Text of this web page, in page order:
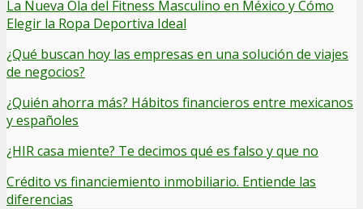
La Nueva Ola del Fitness Masculino en México y Cómo
Elegir la Ropa Deportiva Ideal
¿Qué buscan hoy las empresas en una solución de viajes
de negocios?
¿Quién ahorra más? Hábitos financieros entre mexicanos
y españoles
¿HIR casa miente? Te decimos qué es falso y que no
Crédito vs financiemiento inmobiliario. Entiende las
diferencias